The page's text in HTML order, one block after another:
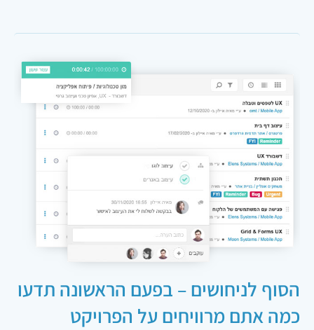
הסוף לניחושים – בפעם הראשונה תדעו
כמה אתם מרוויחים על הפרויקט